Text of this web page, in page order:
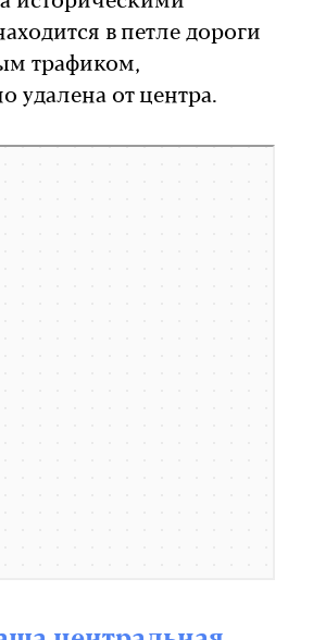
в петле дороги
трафиком,
удалена от центра.